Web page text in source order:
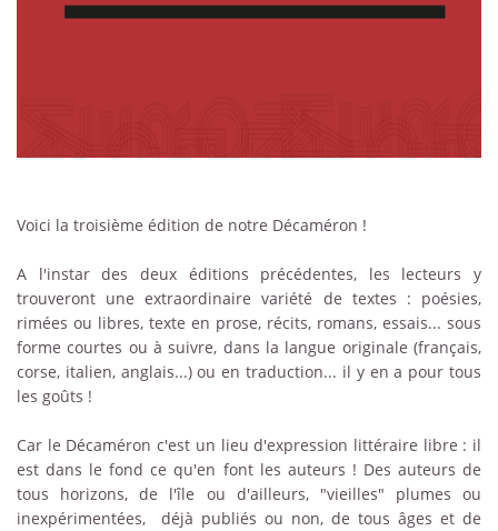
Voici la troisième édition de notre Décaméron !
A l'instar des deux éditions précédentes, les lecteurs y
trouveront une extraordinaire variété de textes : poésies,
rimées ou libres, texte en prose, récits, romans, essais... sous
forme courtes ou à suivre, dans la langue originale (français,
corse, italien, anglais...) ou en traduction... il y en a pour tous
les goûts !
Car le Décaméron c'est un lieu d'expression littéraire libre : il
est dans le fond ce qu'en font les auteurs ! Des auteurs de
tous horizons, de l'île ou d'ailleurs, "vieilles" plumes ou
inexpérimentées, déjà publiés ou non, de tous âges et de